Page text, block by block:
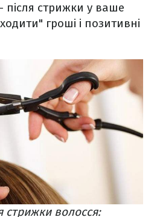
після стрижки у ваше
гроші і позитивні
стрижки волосся: